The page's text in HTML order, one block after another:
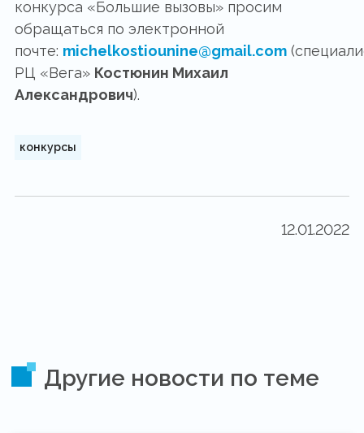
конкурса «Большие вызовы» просим
обращаться по электронной
почте: michelkostiounine@gmail.com
РЦ «Вега» Костюнин Михаил
Александрович).
конкурсы
12.01.2022
Другие новости по теме